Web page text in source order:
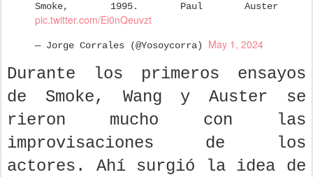
Smoke, 1995. Paul Auster
pic.twitter.com/Ei0nQeuvzt
— Jorge Corrales (@Yosoycorra) May 1, 2024
Durante los primeros ensayos
de Smoke, Wang y Auster se
rieron mucho con las
improvisaciones de los
actores. Ahí surgió la idea de